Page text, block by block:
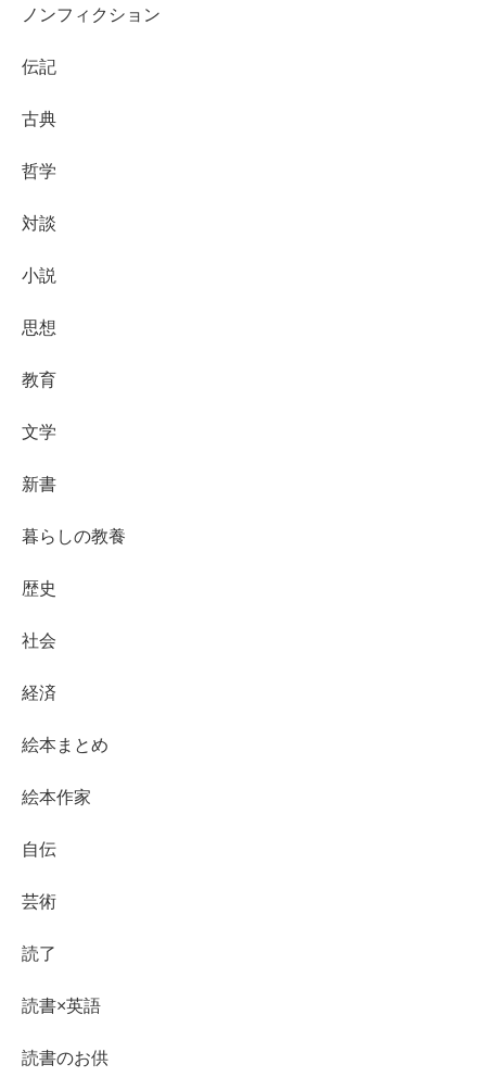
ノンフィクション
伝記
古典
哲学
対談
小説
思想
教育
文学
新書
暮らしの教養
歴史
社会
経済
絵本まとめ
絵本作家
自伝
芸術
読了
読書×英語
読書のお供